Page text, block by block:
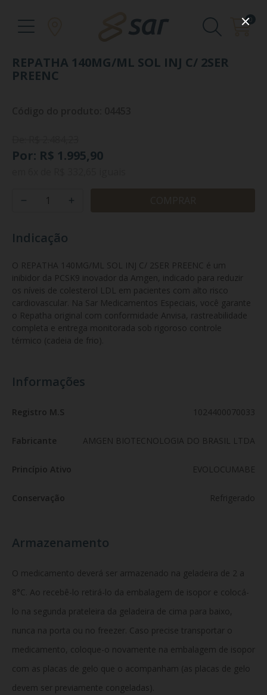
0
REPATHA 140MG/ML SOL INJ C/ 2SER
PREENC
Por: R$ 1.995,90
Indicação
O REPATHA 140MG/ML SOL INJ C/ 2SER PREENC é um
inibidor da PCSK9 inovador da Amgen, indicado para reduzir
os níveis de colesterol LDL em pacientes com alto risco
cardiovascular. Na Sar Medicamentos Especiais, você garante
o Repatha original com conformidade Anvisa, rastreabilidade
completa e entrega monitorada sob rigoroso controle
térmico (cadeia de frio).
Informações
Registro M.S 1024400070033
Fabricante AMGEN BIOTECNOLOGIA DO BRASIL LTDA
Princípio Ativo EVOLOCUMABE
Conservação Refrigerado
Armazenamento
O medicamento deverá ser armazenado na geladeira de 2 a
8°C. Ao recebê-lo retirá-lo da embalagem de isopor e colocá-
lo na segunda prateleira da geladeira de cima para baixo,
nunca na porta ou no freezer. Caso precise transportar o
medicamento, coloque-o novamente na embalagem de isopor
com as placas de gelo que o acompanham (as placas de gelo
devem ser previamente congeladas).